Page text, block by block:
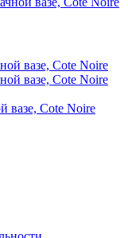
вазе, Cote Noire